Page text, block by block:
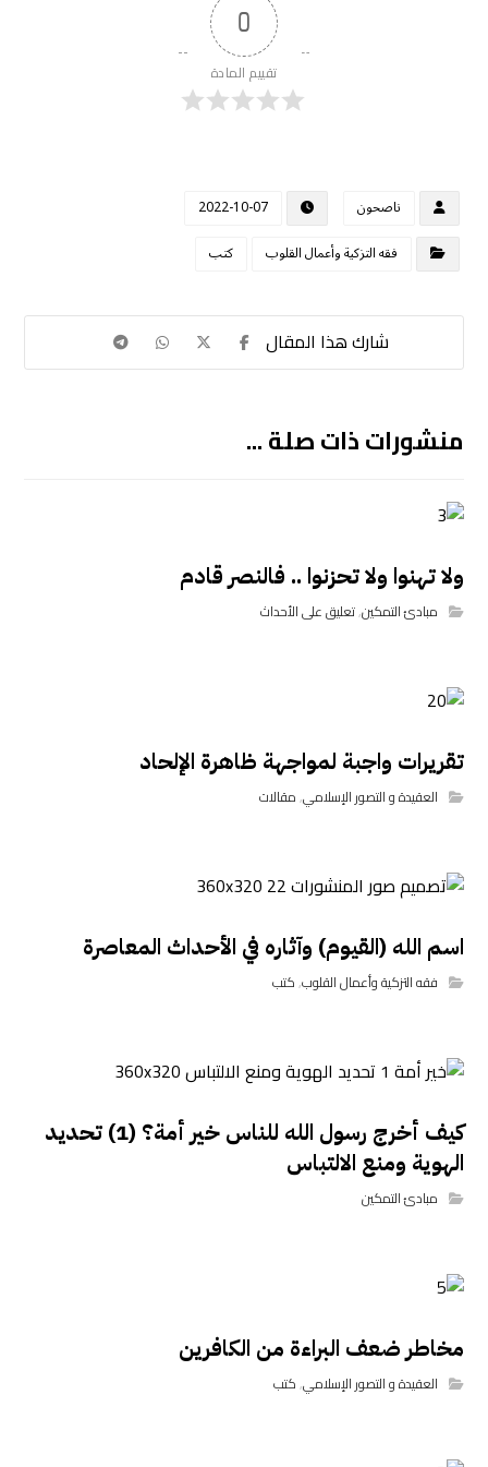
0
تقييم المادة
ناصحون
2022-10-07
فقه التزكية وأعمال القلوب
كتب
منشورات ذات صلة ...
ولا تهنوا ولا تحزنوا .. فالنصر قادم
مبادئ التمكين,تعليق على الأحداث
تقريرات واجبة لمواجهة ظاهرة الإلحاد
العقيدة و التصور الإسلامي,مقالات
اسم الله (القيوم) وآثاره في الأحداث المعاصرة
فقه التزكية وأعمال القلوب,كتب
كيف أخرج رسول الله للناس خير أمة؟ (1) تحديد
الهوية ومنع الالتباس
مبادئ التمكين
مخاطر ضعف البراءة من الكافرين
العقيدة و التصور الإسلامي,كتب